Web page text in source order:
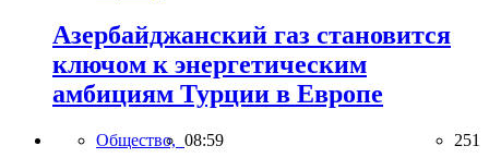
Азербайджанский газ становится
ключом к энергетическим
амбициям Турции в Европе
Общество, 08:59 251